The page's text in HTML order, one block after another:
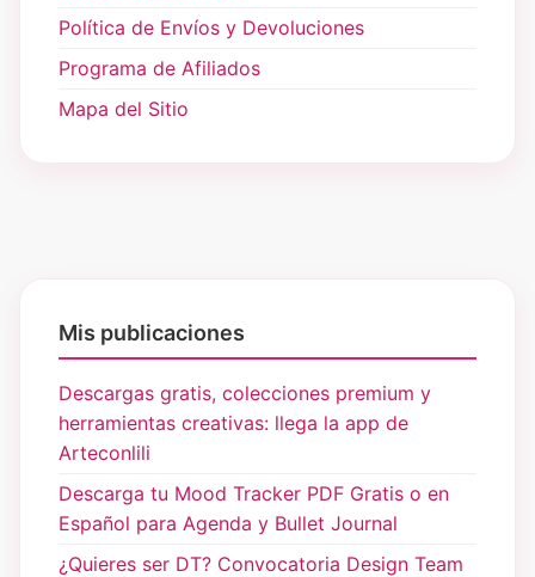
Política de Envíos y Devoluciones
Programa de Afiliados
Mapa del Sitio
Mis publicaciones
Descargas gratis, colecciones premium y
herramientas creativas: llega la app de
Arteconlili
Descarga tu Mood Tracker PDF Gratis o en
Español para Agenda y Bullet Journal
¿Quieres ser DT? Convocatoria Design Team